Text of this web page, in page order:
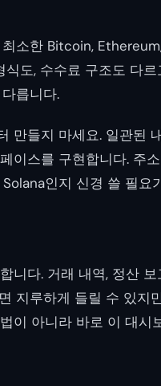
소한 Bitcoin,
도, 수수료 구조도 다
릅니다.
만들지 마세요. 일관된
이스를 구현합니다. 주
인지 신경 쓸 필요
니다. 거래 내역, 정산
지루하게 들릴 수 있지
이 아니라 바로 이 대시